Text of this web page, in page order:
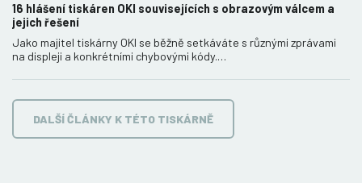
16 hlášení tiskáren OKI souvisejících s obrazovým válcem a
jejich řešení
Jako majitel tiskárny OKI se běžně setkáváte s různými zprávami
na displeji a konkrétními chybovými kódy.…
DALŠÍ ČLÁNKY K TÉTO TISKÁRNĚ